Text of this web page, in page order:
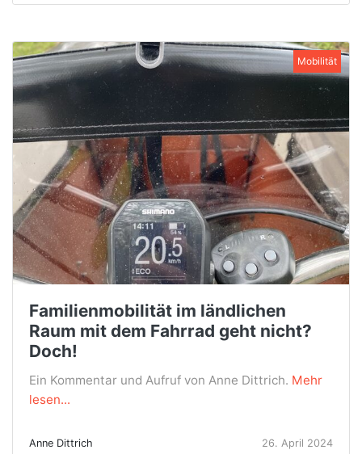
Mobilität
Familienmobilität im ländlichen
Raum mit dem Fahrrad geht nicht?
Doch!
Ein Kommentar und Aufruf von Anne Dittrich. Mehr
lesen...
Anne Dittrich 26. April 2024